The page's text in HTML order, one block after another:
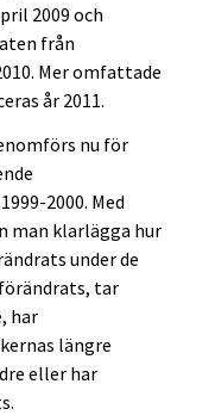
2009 och
från
Mer omfattade
år 2011.
nu för
2000. Med
man klarlägga hur
under de
tar
har
längre
eller har